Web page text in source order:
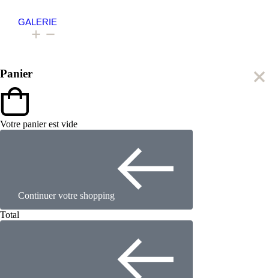
GALERIE
Panier
Votre panier est vide
Continuer votre shopping
Total